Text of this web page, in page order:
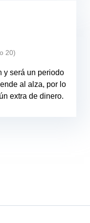
20)
y será un periodo
al alza, por lo
extra de dinero.